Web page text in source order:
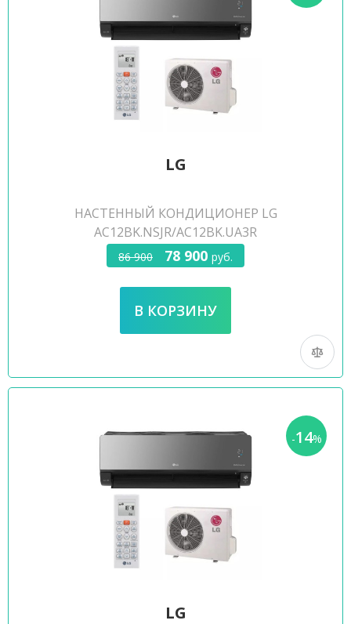
LG
НАСТЕННЫЙ КОНДИЦИОНЕР LG
AC12BK.NSJR/AC12BK.UA3R
86 900 78 900 руб.
-14%
LG